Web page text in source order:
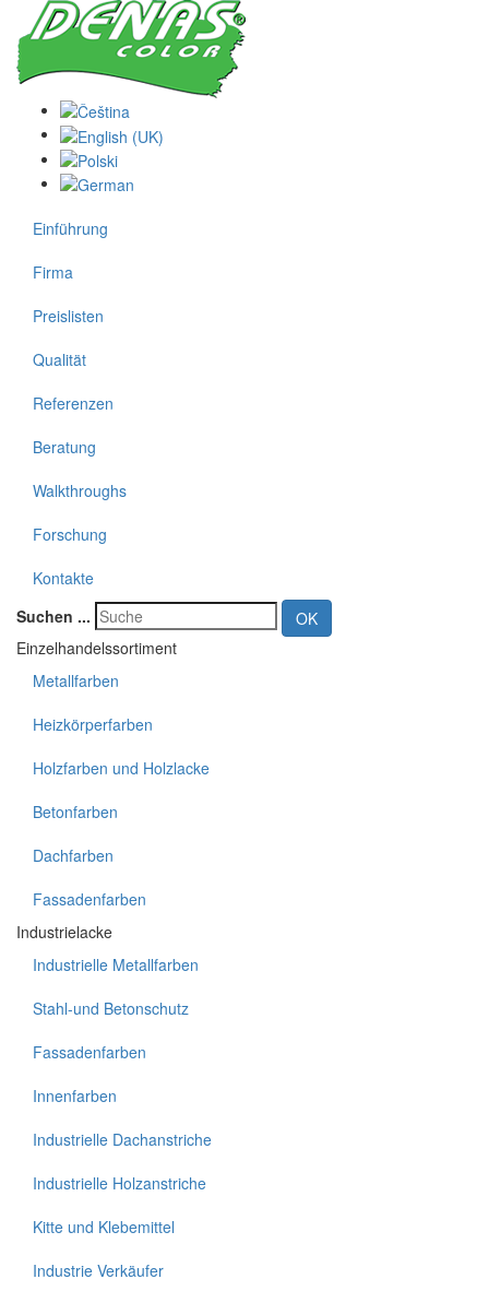
Einführung
Firma
Preislisten
Qualität
Referenzen
Beratung
Walkthroughs
Forschung
Kontakte
Suchen ...
OK
Einzelhandelssortiment
Metallfarben
Heizkörperfarben
Holzfarben und Holzlacke
Betonfarben
Dachfarben
Fassadenfarben
Industrielacke
Industrielle Metallfarben
Stahl-und Betonschutz
Fassadenfarben
Innenfarben
Industrielle Dachanstriche
Industrielle Holzanstriche
Kitte und Klebemittel
Industrie Verkäufer